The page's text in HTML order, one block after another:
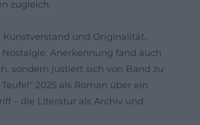
zugleich.
und Originalität,
Anerkennung fand auch
sondern justiert sich von Band zu
2025 als Roman über ein
– die Literatur als Archiv und